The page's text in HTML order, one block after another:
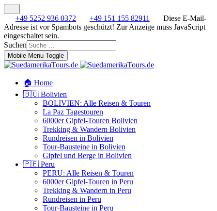
+49 5252 936 0372 +49 151 155 82911
Diese E-Mail-
Adresse ist vor Spambots geschützt! Zur Anzeige muss JavaScript
eingeschaltet sein.
Suchen
Mobile Menu Toggle
🏠 Home
🇧🇴 Bolivien
BOLIVIEN: Alle Reisen & Touren
La Paz Tagestouren
6000er Gipfel-Touren Bolivien
Trekking & Wandern Bolivien
Rundreisen in Bolivien
Tour-Bausteine in Bolivien
Gipfel und Berge in Bolivien
🇵🇪 Peru
PERU: Alle Reisen & Touren
6000er Gipfel-Touren in Peru
Trekking & Wandern in Peru
Rundreisen in Peru
Tour-Bausteine in Peru